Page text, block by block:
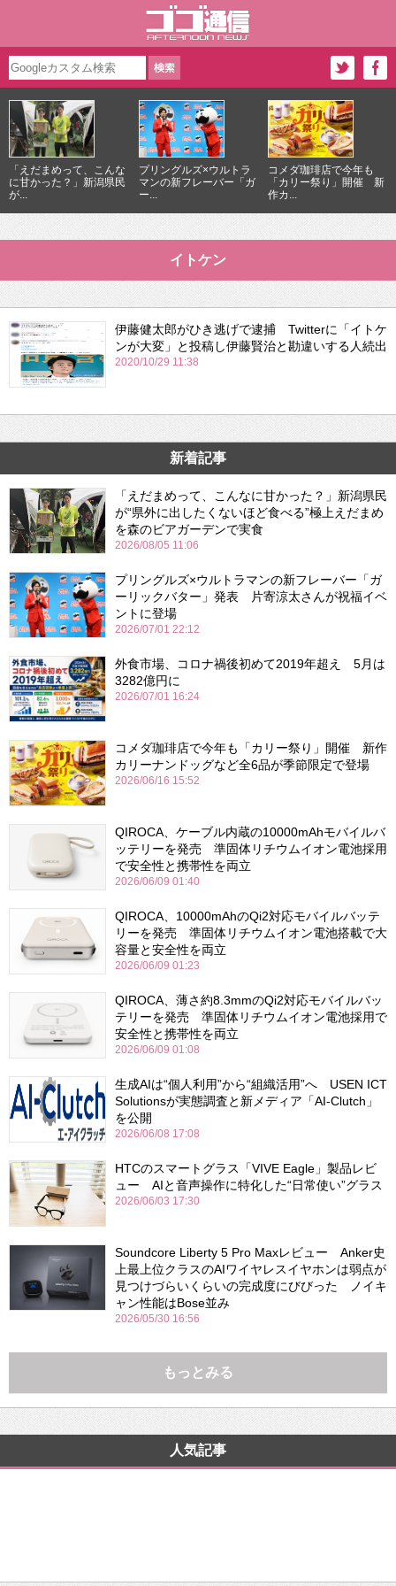
「えだまめって、こんな
に甘かった？」新潟県民
が...
プリングルズ×ウルトラ
マンの新フレーバー「ガ
ー...
コメダ珈琲店で今年も
「カリー祭り」開催 新
作カ...
イトケン
伊藤健太郎がひき逃げで逮捕 Twitterに「イトケ
ンが大変」と投稿し伊藤賢治と勘違いする人続出
2020/10/29 11:38
新着記事
「えだまめって、こんなに甘かった？」新潟県民
が“県外に出したくないほど食べる”極上えだまめ
を森のビアガーデンで実食
2026/08/05 11:06
プリングルズ×ウルトラマンの新フレーバー「ガ
ーリックバター」発表 片寄涼太さんが祝福イベ
ントに登場
2026/07/01 22:12
外食市場、コロナ禍後初めて2019年超え 5月は
3282億円に
2026/07/01 16:24
コメダ珈琲店で今年も「カリー祭り」開催 新作
カリーナンドッグなど全6品が季節限定で登場
2026/06/16 15:52
QIROCA、ケーブル内蔵の10000mAhモバイルバ
ッテリーを発売 準固体リチウムイオン電池採用
で安全性と携帯性を両立
2026/06/09 01:40
QIROCA、10000mAhのQi2対応モバイルバッテ
リーを発売 準固体リチウムイオン電池搭載で大
容量と安全性を両立
2026/06/09 01:23
QIROCA、薄さ約8.3mmのQi2対応モバイルバッ
テリーを発売 準固体リチウムイオン電池採用で
安全性と携帯性を両立
2026/06/09 01:08
生成AIは“個人利用”から“組織活用”へ USEN ICT
Solutionsが実態調査と新メディア「AI-Clutch」
を公開
2026/06/08 17:08
HTCのスマートグラス「VIVE Eagle」製品レビ
ュー AIと音声操作に特化した“日常使い”グラス
2026/06/03 17:30
Soundcore Liberty 5 Pro Maxレビュー Anker史
上最上位クラスのAIワイヤレスイヤホンは弱点が
見つけづらいくらいの完成度にびびった ノイキ
ャン性能はBose並み
2026/05/30 16:56
もっとみる
人気記事